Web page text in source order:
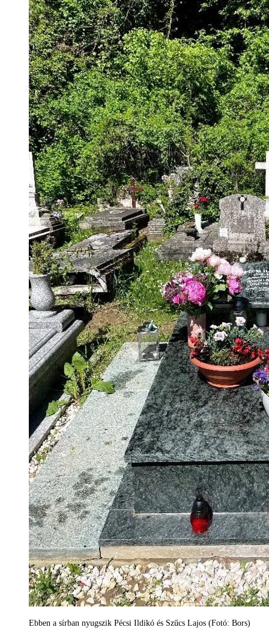
Ebben a sírban nyugszik Pécsi Ildikó és Szűcs Lajos (Fotó: Bors)